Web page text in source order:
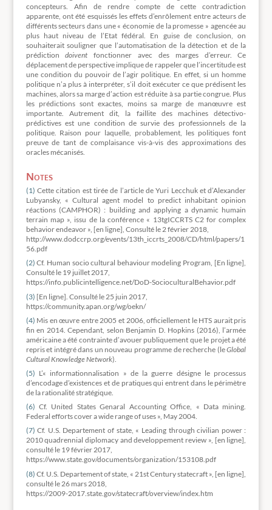
concepteurs. Afin de rendre compte de cette contradiction
apparente, ont été esquissés les effets d’enrôlement entre acteurs de
différents secteurs dans une « économie de la promesse » agencée au
plus haut niveau de l’Etat fédéral. En guise de conclusion, on
souhaiterait souligner que l’automatisation de la détection et de la
prédictiondoivent fonctionner avec des marges d’erreur. Ce
déplacement de perspective implique de rappeler que l’incertitude est
une condition du pouvoir de l’agir politique. En effet, si un homme
politique n’a plus à interpréter, s’il doit exécuter ce que prédisent les
machines, alors sa marge d’action est réduite à sa partie congrue. Plus
les prédictions sont exactes, moins sa marge de manœuvre est
importante. Autrement dit, la faillite des machines détectivo-
prédictives est une condition de survie des professionnels de la
politique. Raison pour laquelle, probablement, les politiques font
preuve de tant de complaisance vis-à-vis des approximations des
oracles mécanisés.
Notes
(1) Cette citation est tirée de l’article de Yuri Lecchuk et d’Alexander
Lubyansky, « Cultural agent model to predict inhabitant opinion
réactions (CAMPHOR) : building and applying a dynamic humain
terrain map », issu de la conférence « 13tgICCRTS C2 for complex
behavior endeavor », [en ligne], Consulté le 2 février 2018,
http://www.dodccrp.org/events/13th_iccrts_2008/CD/html/papers/1
56.pdf
(2)Cf. Human socio cultural behaviour modeling Program, [En ligne],
Consulté le 19 juillet 2017,
https://info.publicintelligence.net/DoD-SocioculturalBehavior.pdf
(3) [En ligne]. Consulté le 25 juin 2017,
https://community.apan.org/wg/oekn/
(4) Mis en œuvre entre 2005 et 2006, officiellement le HTS aurait pris
fin en 2014. Cependant, selon Benjamin D. Hopkins (2016), l’armée
américaine a été contrainte d’avouer publiquement que le projet a été
repris et intégré dans un nouveau programme de recherche (leGlobal
Cultural Knowledge Network).
(5) L’« informationnalisation » de la guerre désigne le processus
d’encodage d’existences et de pratiques qui entrent dans le périmètre
de la rationalité stratégique.
(6) Cf. United States Genaral Accounting Office, « Data mining.
Federal efforts cover a wide range of uses », May 2004.
(7) Cf. U.S. Departement of state, « Leading through civilian power :
2010 quadrennial diplomacy and developpement review », [en ligne],
consulté le 19 février 2017,
https://www.state.gov/documents/organization/153108.pdf
(8) Cf. U.S. Departement of state, « 21st Century statecraft », [en ligne],
consulté le 26 mars 2018,
https://2009-2017.state.gov/statecraft/overview/index.htm